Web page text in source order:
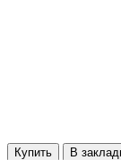
Купить В